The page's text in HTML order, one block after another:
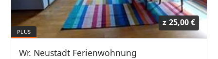
z 25,00 €
Wr. Neustadt Ferienwohnung